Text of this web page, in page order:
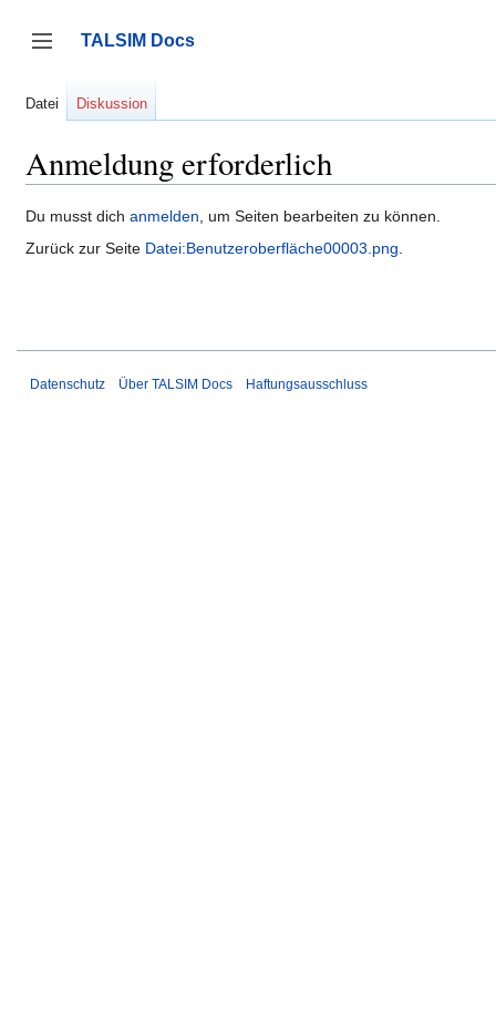
springen
Seitenleiste umschalten
TALSIM Docs
Datei Diskussion
Anmeldung erforderlich
Du musst dich anmelden , um Seiten bearbeiten zu können.
Zurück zur Seite Datei:Benutzeroberfläche00003.png
Datenschutz Über TALSIM Docs Haftungsausschluss